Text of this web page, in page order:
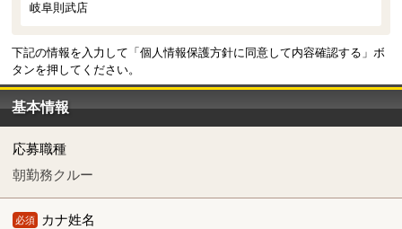
岐阜則武店
下記の情報を入力して「個人情報保護方針に同意して内容確認する」ボ
タンを押してください。
基本情報
応募職種
朝勤務クルー
必須 カナ姓名